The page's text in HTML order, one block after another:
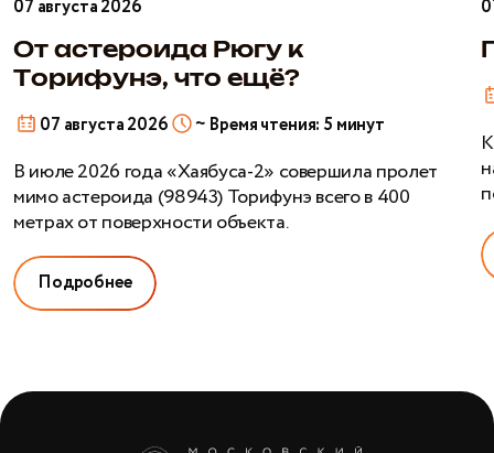
к
Торифунэ,
что
ещё?
07 августа 2026
От астероида Рюгу к
Торифунэ, что ещё?
07 августа 2026 ~ Время чтения: 5 минут
В июле 2026 года «Хаябуса-2» совершила пролет
мимо астероида (98943) Торифунэ всего в 400
метрах от поверхности объекта.
Подробнее